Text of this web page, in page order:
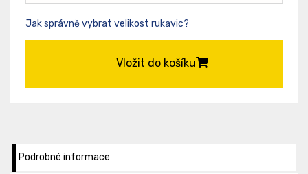
Jak správně vybrat velikost rukavic?
Vložit do košíku
Podrobné informace